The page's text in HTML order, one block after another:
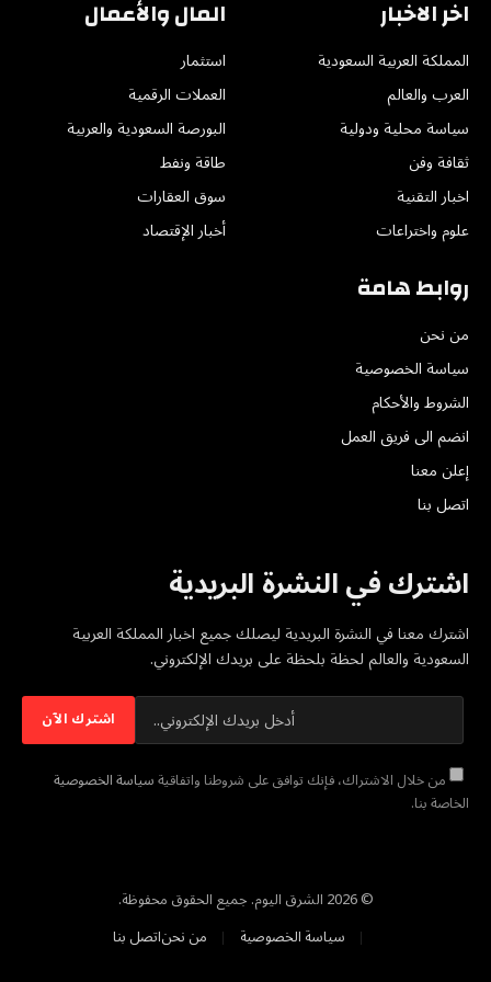
اخر الاخبار
المملكة العربية السعودية
العرب والعالم
سياسة محلية ودولية
ثقافة وفن
اخبار التقنية
علوم واختراعات
المال والأعمال
استثمار
العملات الرقمية
البورصة السعودية والعربية
طاقة ونفط
سوق العقارات
أخبار الإقتصاد
روابط هامة
من نحن
سياسة الخصوصية
الشروط والأحكام
انضم الى فريق العمل
إعلن معنا
اتصل بنا
اشترك في النشرة البريدية
اشترك معنا في النشرة البريدية ليصلك جميع اخبار المملكة العربية
السعودية والعالم لحظة بلحظة على بريدك الإلكتروني.
من خلال الاشتراك، فإنك توافق على شروطنا واتفاقيةسياسة الخصوصية
الخاصة بنا.
© 2026 الشرق اليوم. جميع الحقوق محفوظة.
سياسة الخصوصية
من نحناتصل بنا